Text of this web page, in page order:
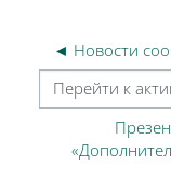
◄ Новости
Перейти к